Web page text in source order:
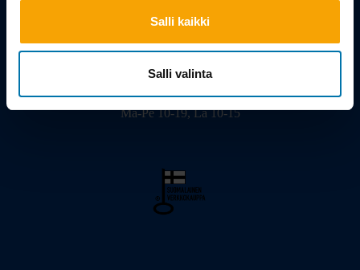
Salli kaikki
Salli valinta
Viilarinkatu 3, 20320 Turku
02 - 2322675
Myymälä avoinna:
Ma-Pe 10-19, La 10-15